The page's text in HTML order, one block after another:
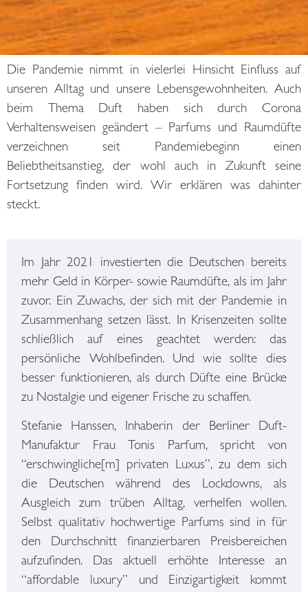
Die Pandemie nimmt in vielerlei Hinsicht Einfluss auf
unseren Alltag und unsere Lebensgewohnheiten. Auch
beim Thema Duft haben sich durch Corona
Verhaltensweisen geändert – Parfums und Raumdüfte
verzeichnen seit Pandemiebeginn einen
Beliebtheitsanstieg, der wohl auch in Zukunft seine
Fortsetzung finden wird. Wir erklären was dahinter
steckt.
Im Jahr 2021 investierten die Deutschen bereits
mehr Geld in Körper- sowie Raumdüfte, als im Jahr
zuvor. Ein Zuwachs, der sich mit der Pandemie in
Zusammenhang setzen lässt. In Krisenzeiten sollte
schließlich auf eines geachtet werden: das
persönliche Wohlbefinden. Und wie sollte dies
besser funktionieren, als durch Düfte eine Brücke
zu Nostalgie und eigener Frische zu schaffen.
Stefanie Hanssen, Inhaberin der Berliner Duft-
Manufaktur Frau Tonis Parfum, spricht von
“erschwingliche[m] privaten Luxus”, zu dem sich
die Deutschen während des Lockdowns, als
Ausgleich zum trüben Alltag, verhelfen wollen.
Selbst qualitativ hochwertige Parfums sind in für
den Durchschnitt finanzierbaren Preisbereichen
aufzufinden. Das aktuell erhöhte Interesse an
“affordable luxury” und Einzigartigkeit kommt